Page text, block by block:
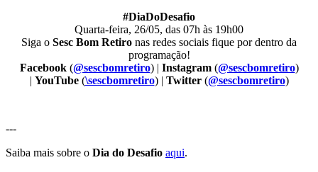
#DiaDoDesafio
Quarta-feira, 26/05, das 07h às 19h00
Siga o Sesc Bom Retiro nas redes sociais fique por dentro da
programação!
Facebook (@sescbomretiro) | Instagram(@sescbomretiro)
| YouTube(\sescbomretiro) | Twitter(@sescbomretiro)
---
Saiba mais sobre o Dia do Desafio aqui.